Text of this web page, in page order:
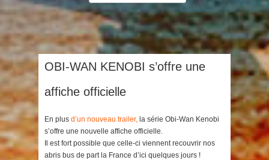
OBI-WAN KENOBI s’offre une
affiche officielle
En plus d’un nouveau trailer, la série Obi-Wan Kenobi
s’offre une nouvelle affiche officielle.
Il est fort possible que celle-ci viennent recouvrir nos
abris bus de part la France d’ici quelques jours !